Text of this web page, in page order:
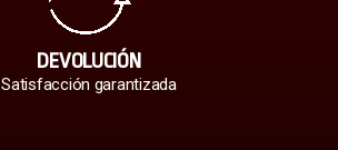
DEVOLUCIÓN
Satisfacción garantizada